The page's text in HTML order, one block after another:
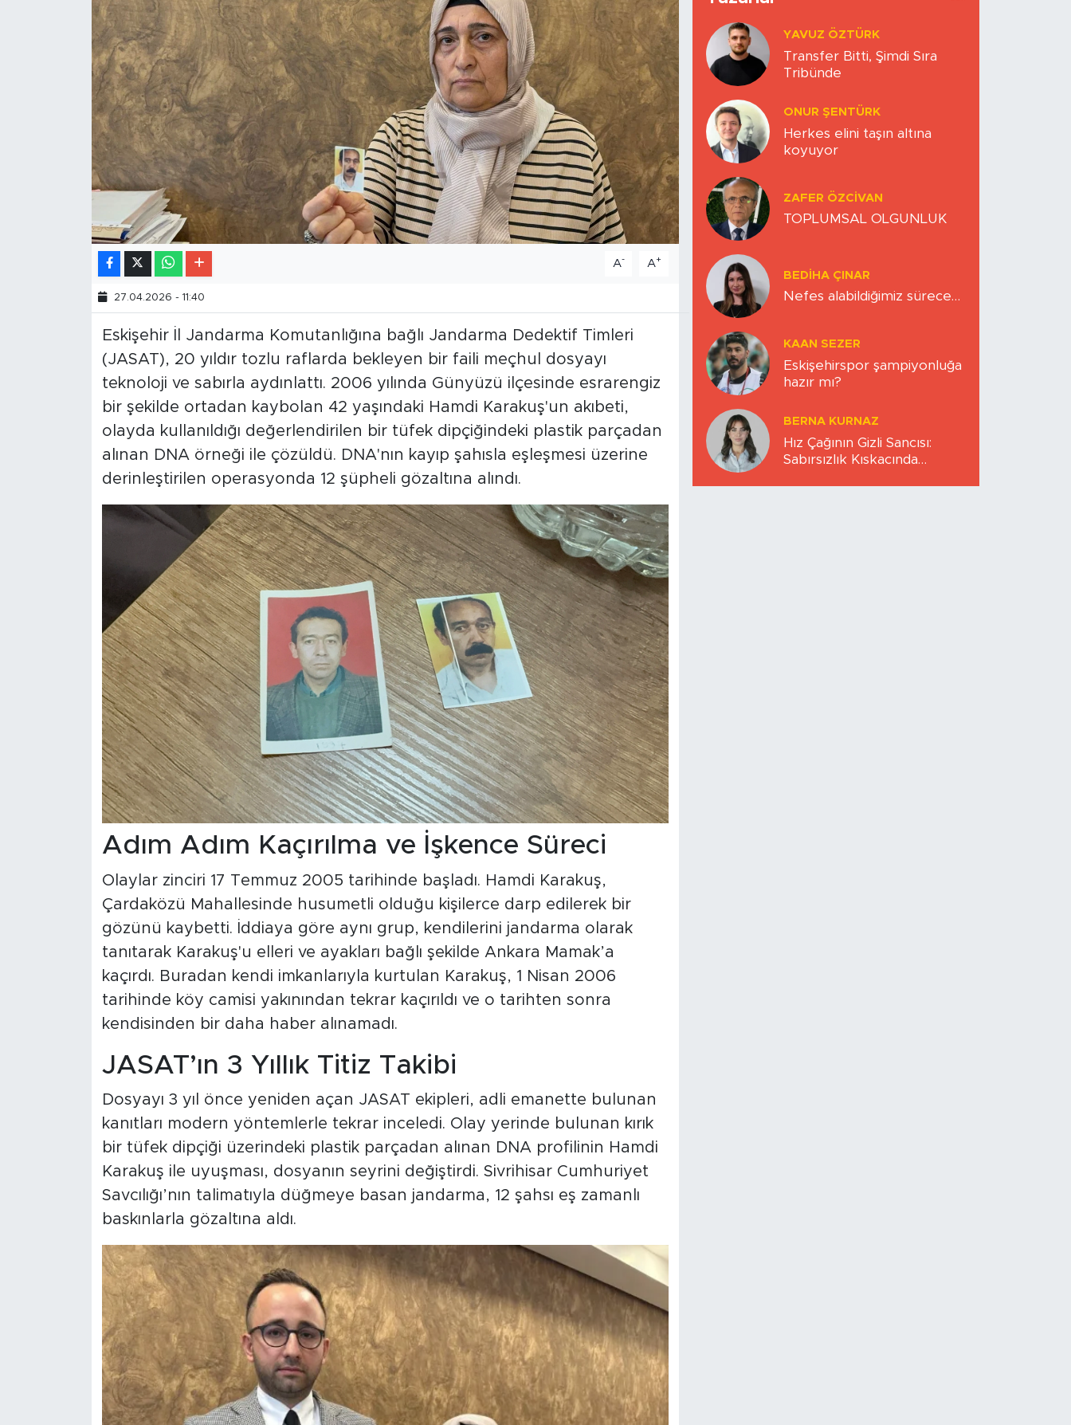
A- A+
27.04.2026 - 11:40
Eskişehir İl Jandarma Komutanlığına bağlı Jandarma Dedektif Timleri
(JASAT), 20 yıldır tozlu raflarda bekleyen bir faili meçhul dosyayı
teknoloji ve sabırla aydınlattı. 2006 yılında Günyüzü ilçesinde esrarengiz
bir şekilde ortadan kaybolan 42 yaşındaki Hamdi Karakuş'un akıbeti,
olayda kullanıldığı değerlendirilen bir tüfek dipçiğindeki plastik parçadan
alınan DNA örneği ile çözüldü. DNA'nın kayıp şahısla eşleşmesi üzerine
derinleştirilen operasyonda 12 şüpheli gözaltına alındı.
Adım Adım Kaçırılma ve İşkence Süreci
Olaylar zinciri 17 Temmuz 2005 tarihinde başladı. Hamdi Karakuş,
Çardaközü Mahallesinde husumetli olduğu kişilerce darp edilerek bir
gözünü kaybetti. İddiaya göre aynı grup, kendilerini jandarma olarak
tanıtarak Karakuş'u elleri ve ayakları bağlı şekilde Ankara Mamak’a
kaçırdı. Buradan kendi imkanlarıyla kurtulan Karakuş, 1 Nisan 2006
tarihinde köy camisi yakınından tekrar kaçırıldı ve o tarihten sonra
kendisinden bir daha haber alınamadı.
JASAT’ın 3 Yıllık Titiz Takibi
Dosyayı 3 yıl önce yeniden açan JASAT ekipleri, adli emanette bulunan
kanıtları modern yöntemlerle tekrar inceledi. Olay yerinde bulunan kırık
bir tüfek dipçiği üzerindeki plastik parçadan alınan DNA profilinin Hamdi
Karakuş ile uyuşması, dosyanın seyrini değiştirdi. Sivrihisar Cumhuriyet
Savcılığı’nın talimatıyla düğmeye basan jandarma, 12 şahsı eş zamanlı
baskınlarla gözaltına aldı.
YAVUZ ÖZTÜRK
Transfer Bitti, Şimdi Sıra
Tribünde
ONUR ŞENTÜRK
Herkes elini taşın altına
koyuyor
ZAFER ÖZCIVAN
TOPLUMSAL OLGUNLUK
BEDIHA ÇINAR
Nefes alabildiğimiz sürece…
KAAN SEZER
Eskişehirspor şampiyonluğa
hazır mı?
BERNA KURNAZ
Hız Çağının Gizli Sancısı:
Sabırsızlık Kıskacında